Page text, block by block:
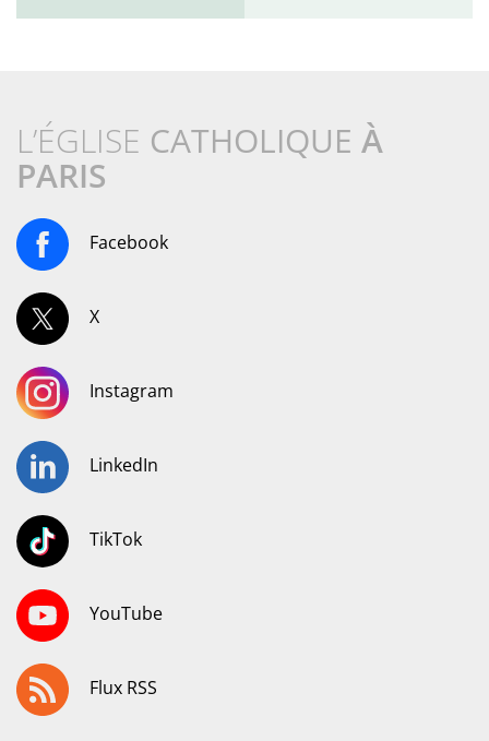
L’ÉGLISE CATHOLIQUE À
PARIS
Facebook
X
Instagram
LinkedIn
TikTok
YouTube
Flux RSS